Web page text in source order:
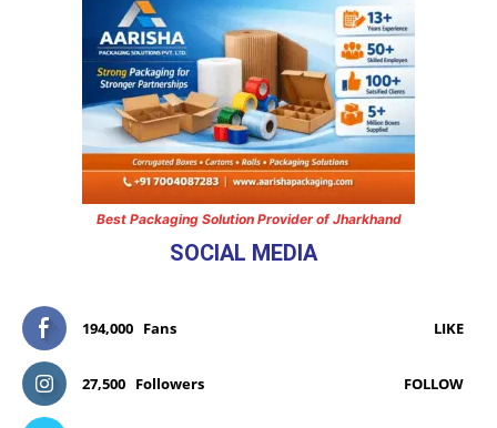
Best Packaging Solution Provider of Jharkhand
SOCIAL MEDIA
194,000 Fans LIKE
27,500 Followers FOLLOW